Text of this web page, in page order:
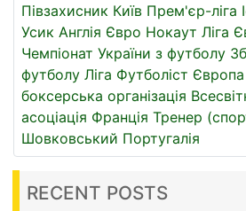
Півзахисник Київ Прем'єр-ліга
Усик Англія Євро Нокаут Ліга
Чемпіонат України з футболу
футболу Ліга Футболіст Європа
боксерська організація
асоціація Франція Тренер
Шовковський Португалія
RECENT POSTS